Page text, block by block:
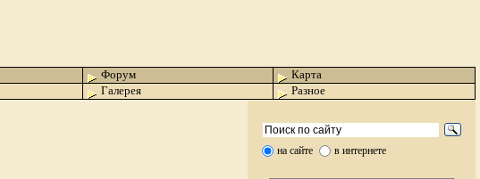
Форум
Карта
Галерея Разное
на сайте в интернете